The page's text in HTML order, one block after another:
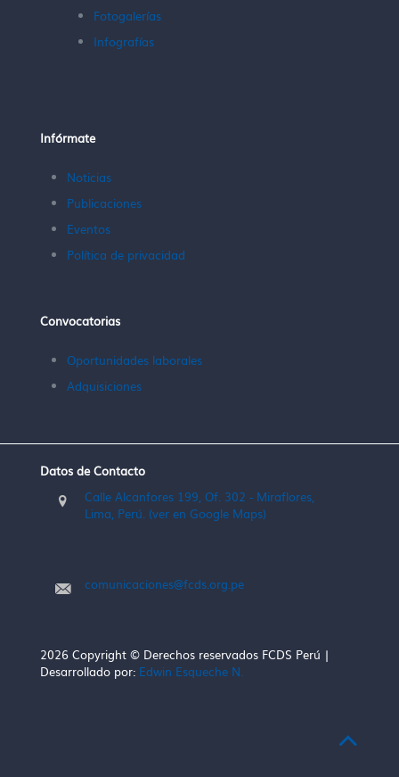
Fotogalerías
Infografías
Infórmate
Noticias
Publicaciones
Eventos
Política de privacidad
Convocatorias
Oportunidades laborales
Adquisiciones
Datos de Contacto
Calle Alcanfores 199, Of. 302 - Miraflores,
Lima, Perú. (ver en Google Maps)
comunicaciones@fcds.org.pe
2026 Copyright © Derechos reservados FCDS Perú |
Desarrollado por: Edwin Esqueche N.